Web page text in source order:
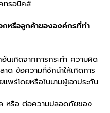
ทรอนิคส์
หรือลูกค้าขององค์กรที่ทำ
นเกิดจากการกระทำ ความผิด
ด ข้อความที่ชักนำให้เกิดการ
พร่โดยหรือในนามผู้เอาประกัน
หรือ ต่อความปลอดภัยของ